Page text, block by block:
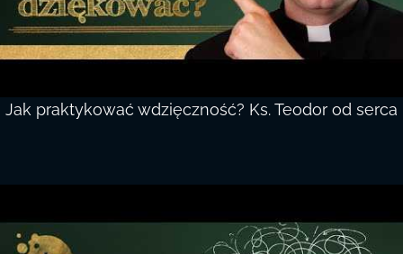
Jak praktykować wdzięczność? Ks. Teodor od serca